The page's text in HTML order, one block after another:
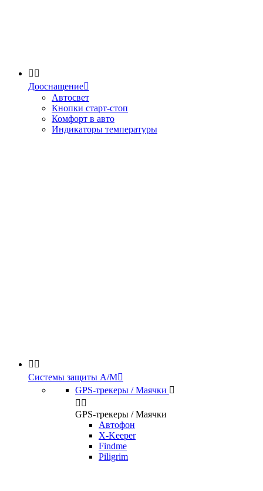
 
Дооснащение
Автосвет
Кнопки старт-стоп
Комфорт в авто
Индикаторы температуры
 
Системы защиты А/М
GPS-трекеры / Маячки 
 
GPS-трекеры / Маячки
Автофон
X-Keeper
Findme
Piligrim